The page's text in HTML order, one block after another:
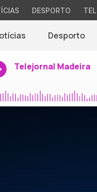
DESPORTO
Desporto
Telejornal Madeira